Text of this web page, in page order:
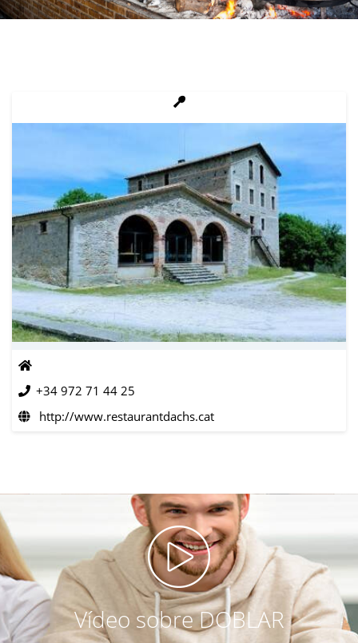
+34 972 71 44 25
http://www.restaurantdachs.cat
Vídeo sobre DOBLAR